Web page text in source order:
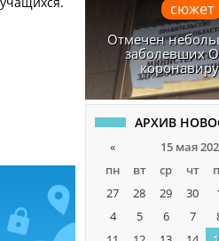
сюжет
Отмечен
заболевших
АРХИВ
« 15 мая
пн
вт ср чт
27
28 29 30
4
5 6 7